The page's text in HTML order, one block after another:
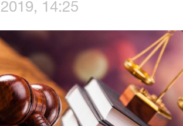
14:25